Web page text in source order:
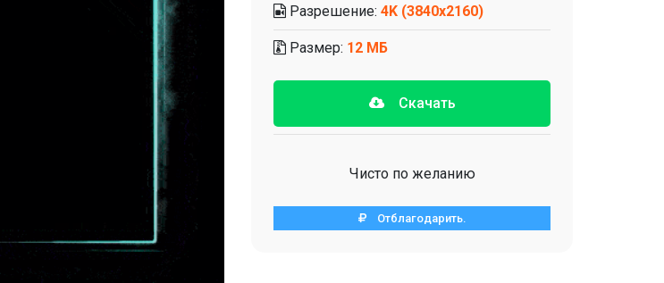
Разрешение: 4K (3840x2160)
Размер: 12 МБ
Скачать
Чисто по желанию
Отблагодарить.